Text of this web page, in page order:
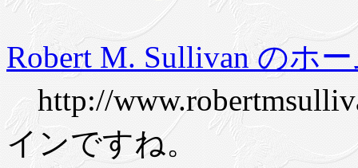
Robert M. Sullivan のホ
http://
インですね。